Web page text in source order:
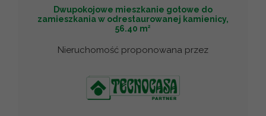
Dwupokojowe mieszkanie gotowe do
zamieszkania w odrestaurowanej kamienicy,
56.40 m2
Nieruchomość proponowana przez